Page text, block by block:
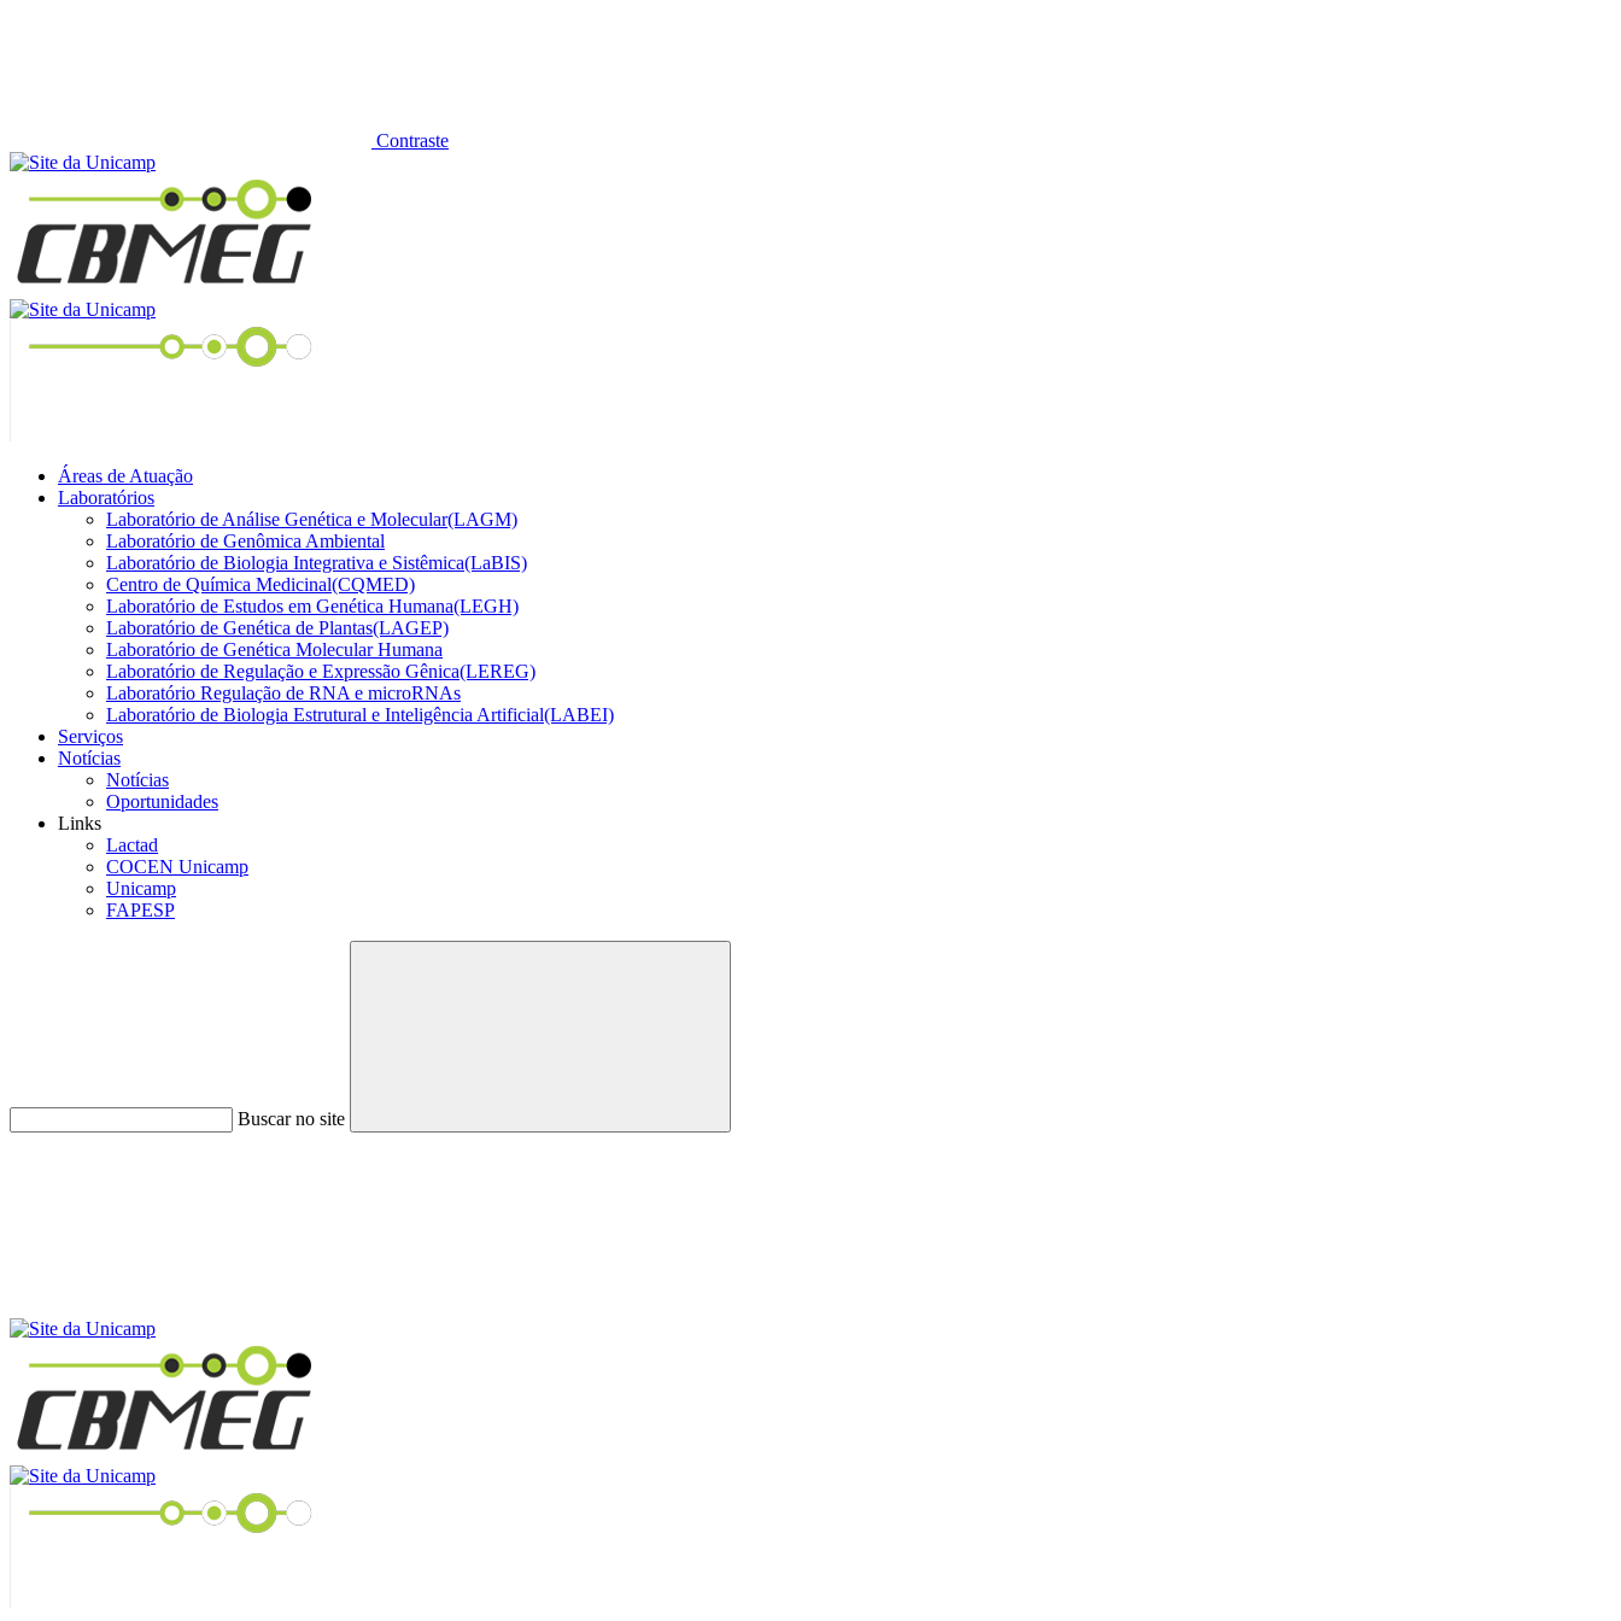
Contraste
Áreas de Atuação
Laboratórios
Laboratório de Análise Genética e Molecular(LAGM)
Laboratório de Genômica Ambiental
Laboratório de Biologia Integrativa e Sistêmica(LaBIS)
Centro de Química Medicinal(CQMED)
Laboratório de Estudos em Genética Humana(LEGH)
Laboratório de Genética de Plantas(LAGEP)
Laboratório de Genética Molecular Humana
Laboratório de Regulação e Expressão Gênica(LEREG)
Laboratório Regulação de RNA e microRNAs
Laboratório de Biologia Estrutural e Inteligência Artificial(LABEI)
Serviços
Notícias
Notícias
Oportunidades
Links
Lactad
COCEN Unicamp
Unicamp
FAPESP
Buscar no site
Buscar